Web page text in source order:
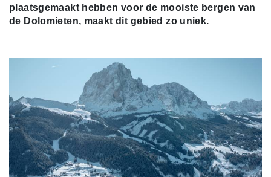
plaatsgemaakt hebben voor de mooiste bergen van
de Dolomieten, maakt dit gebied zo uniek.